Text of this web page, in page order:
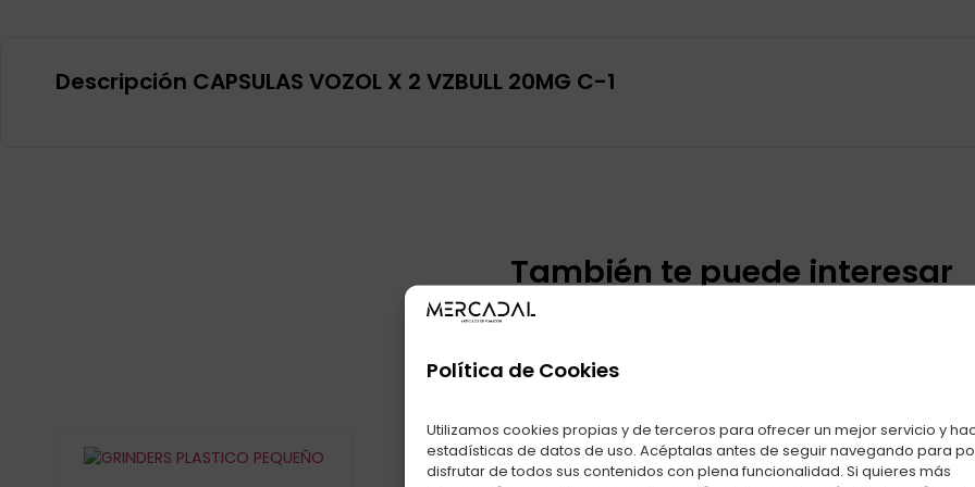
Política de Cookies
Utilizamos cookies propias y de terceros para ofrecer un mejor servicio y
estadísticas de datos de uso. Acéptalas antes de seguir navegando para
disfrutar de todos sus contenidos con plena funcionalidad. Si quieres más
Descripción CAPSULAS VOZOL X 2 VZBULL 20MG C-1
También te puede interesar
Productos relacionados con CAPSULAS VOZOL X 2 VZBULL 20MG
CAPSULAS TAPPO PRO